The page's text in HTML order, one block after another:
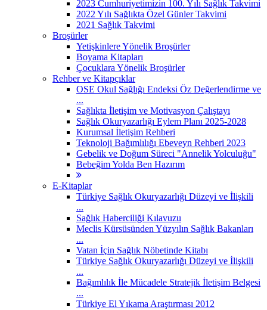
2023 Cumhuriyetimizin 100. Yılı Sağlık Takvimi
2022 Yılı Sağlıkta Özel Günler Takvimi
2021 Sağlık Takvimi
Broşürler
Yetişkinlere Yönelik Broşürler
Boyama Kitapları
Çocuklara Yönelik Broşürler
Rehber ve Kitapçıklar
OSE Okul Sağlığı Endeksi Öz Değerlendirme ve
...
Sağlıkta İletişim ve Motivasyon Çalıştayı
Sağlık Okuryazarlığı Eylem Planı 2025-2028
Kurumsal İletişim Rehberi
Teknoloji Bağımlılığı Ebeveyn Rehberi 2023
Gebelik ve Doğum Süreci "Annelik Yolculuğu"
Bebeğim Yolda Ben Hazırım
E-Kitaplar
Türkiye Sağlık Okuryazarlığı Düzeyi ve İlişkili
...
Sağlık Haberciliği Kılavuzu
Meclis Kürsüsünden Yüzyılın Sağlık Bakanları
...
Vatan İçin Sağlık Nöbetinde Kitabı
Türkiye Sağlık Okuryazarlığı Düzeyi ve İlişkili
...
Bağımlılık İle Mücadele Stratejik İletişim Belgesi
...
Türkiye El Yıkama Araştırması 2012